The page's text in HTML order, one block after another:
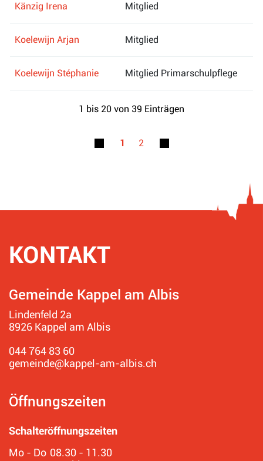
Känzig Irena Mitglied
Koelewijn Arjan Mitglied
Koelewijn Stéphanie Mitglied Primarschulpflege
1 bis 20 von 39 Einträgen
1 2
Fusszeile
KONTAKT
Gemeinde Kappel am Albis
Lindenfeld 2a
8926 Kappel am Albis
044 764 83 60
gemeinde@kappel-am-albis.ch
Öffnungszeiten
Schalteröffnungszeiten
Mo - Do 08.30 - 11.30